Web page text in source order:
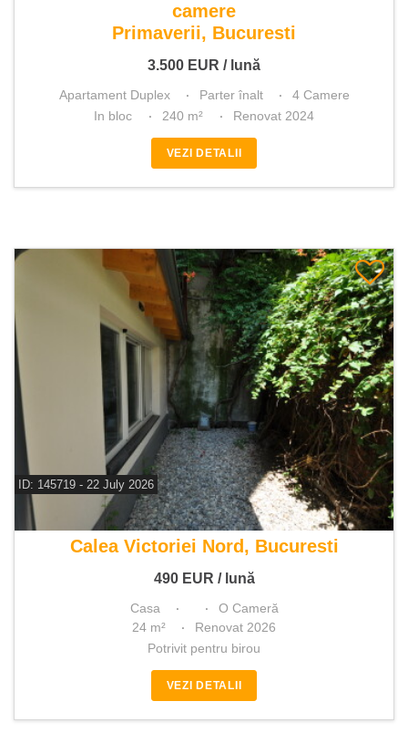
camere
Primaverii, Bucuresti
3.500 EUR / lună
Apartament Duplex Parter înalt
4 Camere
In bloc
240 m² Renovat 2024
VEZI DETALII
ID: 145719 - 22 July 2026
De inchiriat casa
Calea Victoriei Nord, Bucuresti
490 EUR / lună
Casa
O Cameră
24 m²
Renovat 2026
Potrivit pentru birou
VEZI DETALII